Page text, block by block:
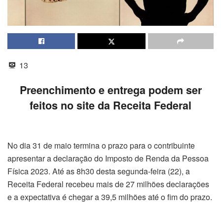
13
Preenchimento e entrega podem ser
feitos no site da Receita Federal
No dia 31 de maio termina o prazo para o contribuinte
apresentar a declaração do Imposto de Renda da Pessoa
Física 2023. Até as 8h30 desta segunda-feira (22), a
Receita Federal recebeu mais de 27 milhões declarações
e a expectativa é chegar a 39,5 milhões até o fim do prazo.